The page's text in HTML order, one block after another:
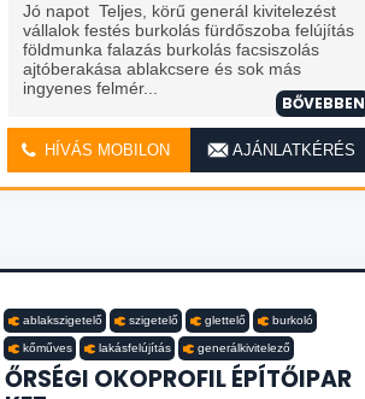
Jó napot Teljes, körű generál kivitelezést
vállalok festés burkolás fürdőszoba felújítás
földmunka falazás burkolás facsiszolás
ajtóberakása ablakcsere és sok más
ingyenes felmér...
BŐVEBBEN
HÍVÁS MOBILON AJÁNLATKÉRÉS
ablakszigetelő szigetelő glettelő burkoló
kőműves lakásfelújítás generálkivitelező
ŐRSÉGI OKOPROFIL ÉPÍTŐIPAR